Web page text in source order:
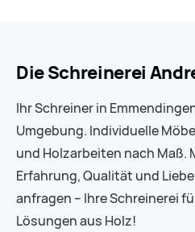
Die Schreinerei
Ihr Schreiner in
Umgebung. Individuelle
und Holzarbeiten nach Maß.
Erfahrung, Qualität und
anfragen – Ihre Schreinerei
Lösungen aus Holz!